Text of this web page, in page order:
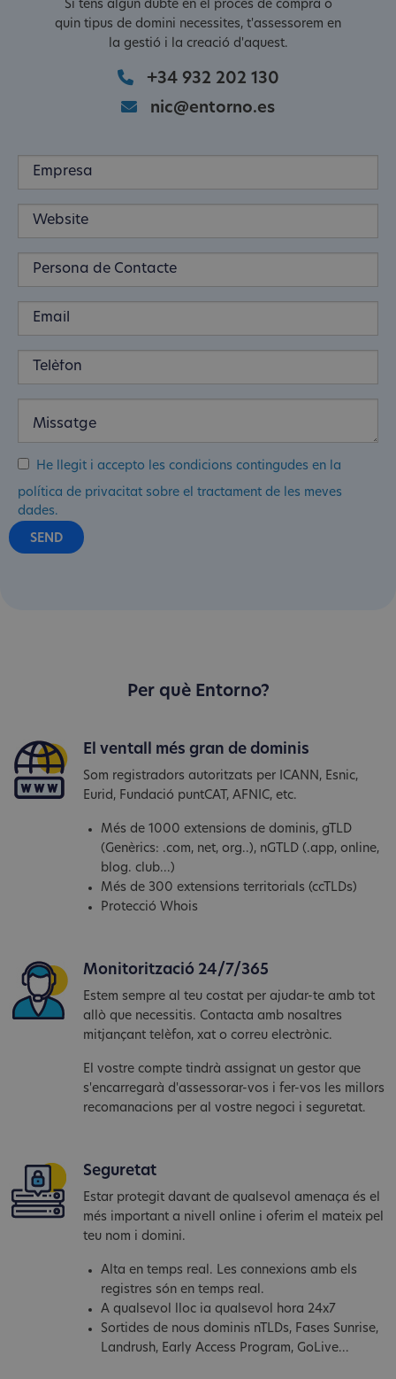
Si tens algun dubte en el procés de compra o
quin tipus de domini necessites, t'assessorem en
la gestió i la creació d'aquest.
+34 932 202 130
nic@entorno.es
He llegit i accepto les condicions contingudes en la
política de privacitat sobre el tractament de les meves
dades.
Per què Entorno?
El ventall més gran de dominis
Som registradors autoritzats per ICANN, Esnic,
Eurid, Fundació puntCAT, AFNIC, etc.
Més de 1000 extensions de dominis, gTLD
(Genèrics: .com, net, org..), nGTLD (.app, online,
blog. club...)
Més de 300 extensions territorials (ccTLDs)
Protecció Whois
Monitorització 24/7/365
Estem sempre al teu costat per ajudar-te amb tot
allò que necessitis. Contacta amb nosaltres
mitjançant telèfon, xat o correu electrònic.
El vostre compte tindrà assignat un gestor que
s'encarregarà d'assessorar-vos i fer-vos les millors
recomanacions per al vostre negoci i seguretat.
Seguretat
Estar protegit davant de qualsevol amenaça és el
més important a nivell online i oferim el mateix pel
teu nom i domini.
Alta en temps real. Les connexions amb els
registres són en temps real.
A qualsevol lloc ia qualsevol hora 24x7
Sortides de nous dominis nTLDs, Fases Sunrise,
Landrush, Early Access Program, GoLive...